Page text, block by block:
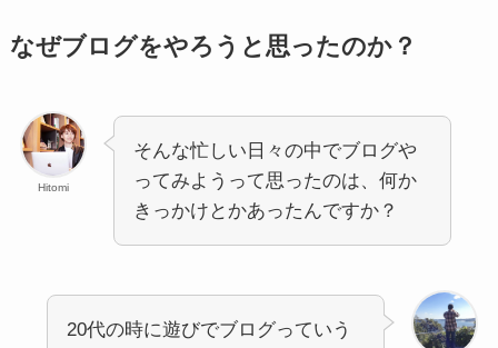
なぜブログをやろうと思ったのか？
Hitomi
そんな忙しい日々の中でブログや
ってみようって思ったのは、何か
きっかけとかあったんですか？
20代の時に遊びでブログっていう